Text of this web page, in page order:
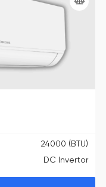
24000 (BTU)
DC Invertor